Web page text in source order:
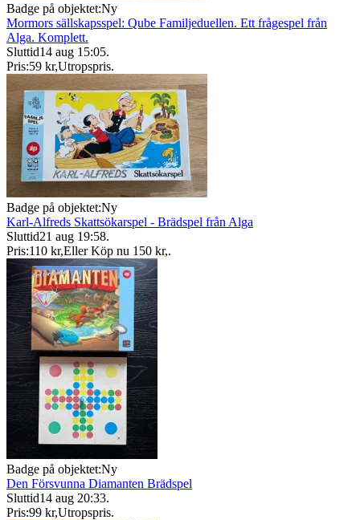
Badge på objektet:Ny
Mormors sällskapsspel: Qube Familjeduellen. Ett frågespel från
Alga. Komplett.
Sluttid14 aug 15:05.
Pris:59 kr,Utropspris.
Badge på objektet:Ny
Karl-Alfreds Skattsökarspel - Brädspel från Alga
Sluttid21 aug 19:58.
Pris:110 kr,Eller Köp nu 150 kr,.
Badge på objektet:Ny
Den Försvunna Diamanten Brädspel
Sluttid14 aug 20:33.
Pris:99 kr,Utropspris.